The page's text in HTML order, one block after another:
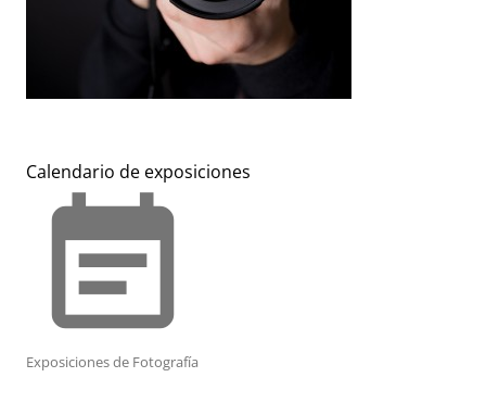
Calendario de exposiciones
event_note
Exposiciones de Fotografía